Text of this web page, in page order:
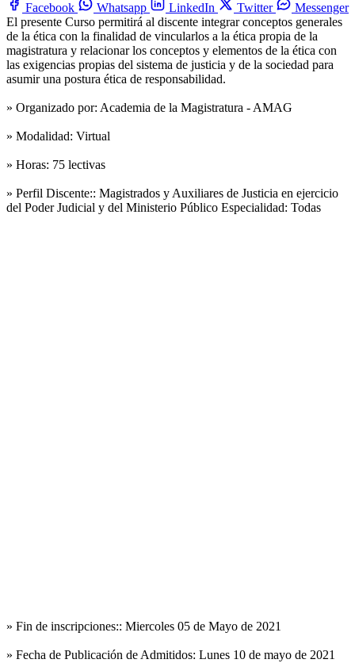
Facebook
Whatsapp LinkedIn Twitter
Messenger
El presente Curso permitirá al discente integrar conceptos generales
de la ética con la finalidad de vincularlos a la ética propia de la
magistratura y relacionar los conceptos y elementos de la ética con
las exigencias propias del sistema de justicia y de la sociedad para
asumir una postura ética de responsabilidad.
» Organizado por: Academia de la Magistratura - AMAG
» Modalidad: Virtual
» Horas: 75 lectivas
» Perfil Discente:: Magistrados y Auxiliares de Justicia en ejercicio
del Poder Judicial y del Ministerio Público Especialidad: Todas
» Fin de inscripciones:: Miercoles 05 de Mayo de 2021
» Fecha de Publicación de Admitidos: Lunes 10 de mayo de 2021